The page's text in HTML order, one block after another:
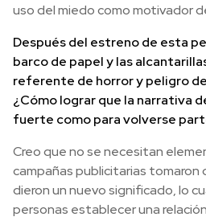
uso del miedo como motivador
Después del estreno de esta
barco de papel y las
referente de horror y peligro
¿Cómo lograr que la narrativa
fuerte como para volverse
Creo que no se necesitan
campañas publicitarias tomaron
dieron un nuevo significado, lo
personas establecer una